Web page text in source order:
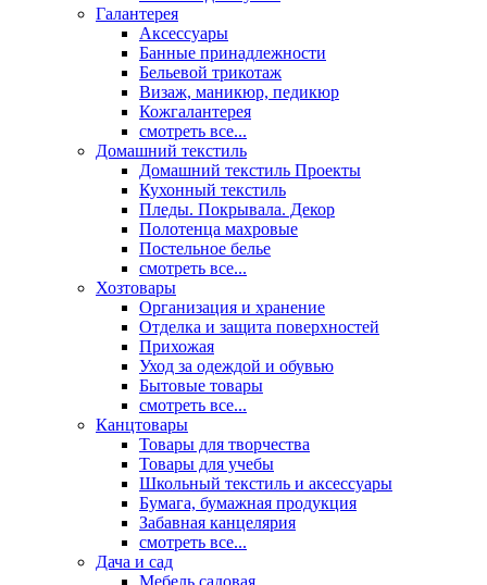
Галантерея
Аксессуары
Банные принадлежности
Бельевой трикотаж
Визаж, маникюр, педикюр
Кожгалантерея
смотреть все...
Домашний текстиль
Домашний текстиль Проекты
Кухонный текстиль
Пледы. Покрывала. Декор
Полотенца махровые
Постельное белье
смотреть все...
Хозтовары
Организация и хранение
Отделка и защита поверхностей
Прихожая
Уход за одеждой и обувью
Бытовые товары
смотреть все...
Канцтовары
Товары для творчества
Товары для учебы
Школьный текстиль и аксессуары
Бумага, бумажная продукция
Забавная канцелярия
смотреть все...
Дача и сад
Мебель садовая